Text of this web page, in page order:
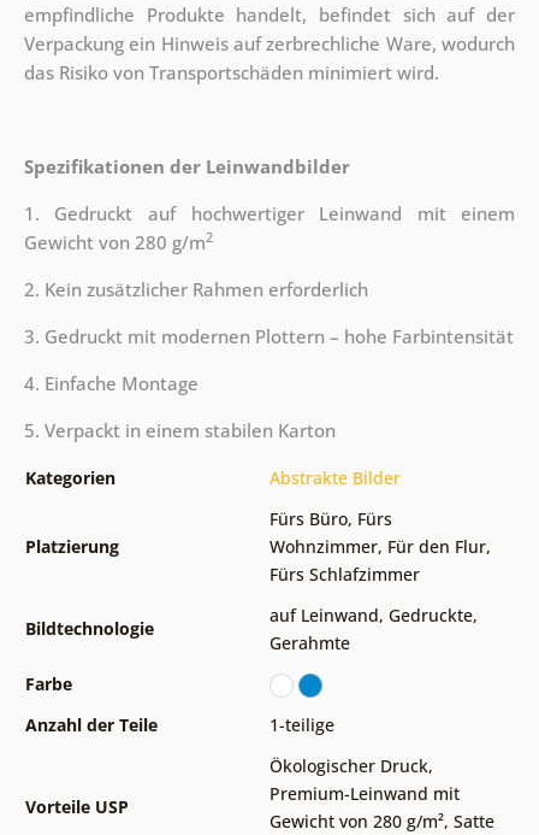
empfindliche Produkte handelt, befindet sich auf der
Verpackung ein Hinweis auf zerbrechliche Ware, wodurch
das Risiko von Transportschäden minimiert wird.
Spezifikationen der Leinwandbilder
1. Gedruckt auf hochwertiger Leinwand mit einem
Gewicht von 280 g/m2
2. Kein zusätzlicher Rahmen erforderlich
3. Gedruckt mit modernen Plottern – hohe Farbintensität
4. Einfache Montage
5. Verpackt in einem stabilen Karton
Kategorien Abstrakte Bilder
Platzierung
Fürs Büro, Fürs
Wohnzimmer, Für den Flur,
Fürs Schlafzimmer
Bildtechnologie
auf Leinwand, Gedruckte,
Gerahmte
Farbe
Anzahl der Teile
1-teilige
Vorteile USP
Ökologischer Druck,
Premium-Leinwand mit
Gewicht von 280 g/m², Satte